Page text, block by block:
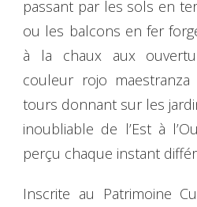
passant par les sols en
ou les balcons en fer
à la chaux aux
couleur rojo
tours donnant sur les
inoubliable de l’Est à
perçu chaque instant
Inscrite au Patrimoine